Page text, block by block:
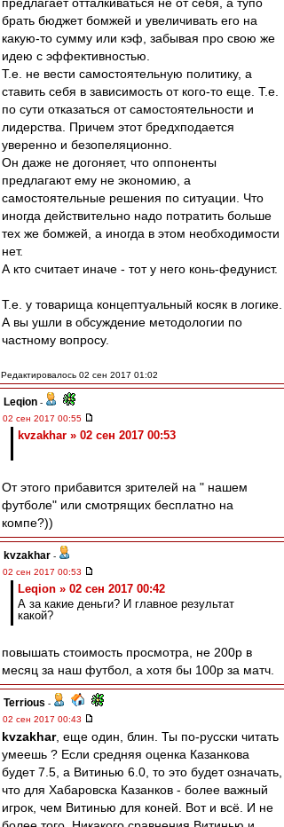
брать бюджет бомжей и увеличивать его на
какую-то сумму или кэф, забывая про свою же
идею с эффективностью.
Т.е. не вести самостоятельную политику, а
ставить себя в зависимость от кого-то еще. Т.е.
по сути отказаться от самостоятельности и
лидерства. Причем этот бредхподается
уверенно и безопеляционно.
Он даже не догоняет, что оппоненты
предлагают ему не экономию, а
самостоятельные решения по ситуации. Что
иногда действительно надо потратить больше
тех же бомжей, а иногда в этом необходимости
нет.
А кто считает иначе - тот у него конь-федунист.
Т.е. у товарища концептуальный косяк в логике.
А вы ушли в обсуждение методологии по
частному вопросу.
Редактировалось 02 сен 2017 01:02
Leqion -
02 сен 2017 00:55
kvzakhar » 02 сен 2017 00:53
От этого прибавится зрителей на " нашем
футболе" или смотрящих бесплатно на
компе?))
kvzakhar -
02 сен 2017 00:53
Leqion » 02 сен 2017 00:42
А за какие деньги? И главное результат
какой?
повышать стоимость просмотра, не 200р в
месяц за наш футбол, а хотя бы 100р за матч.
Terrious -
02 сен 2017 00:43
kvzakhar, еще один, блин. Ты по-русски читать
умеешь ? Если средняя оценка Казанкова
будет 7.5, а Витинью 6.0, то это будет означать,
что для Хабаровска Казанков - более важный
игрок, чем Витинью для коней. Вот и всё. И не